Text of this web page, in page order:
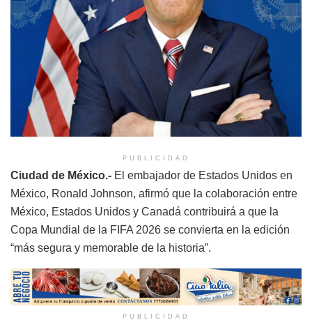
PUBLICIDAD
Ciudad de México.- El embajador de Estados Unidos en
México, Ronald Johnson, afirmó que la colaboración entre
México, Estados Unidos y Canadá contribuirá a que la
Copa Mundial de la FIFA 2026 se convierta en la edición
“más segura y memorable de la historia”.
PUBLICIDAD